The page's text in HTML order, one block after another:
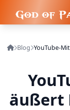
Blog
äußert